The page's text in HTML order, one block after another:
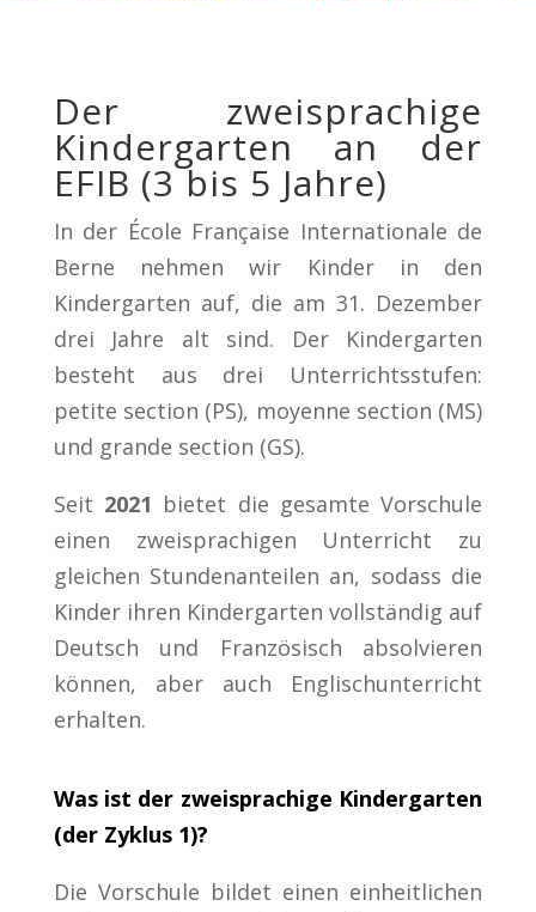
Der zweisprachige
Kindergarten an der
EFIB (3 bis 5 Jahre)
In der École Française Internationale de
Berne nehmen wir Kinder in den
Kindergarten auf, die am 31. Dezember
drei Jahre alt sind. Der Kindergarten
besteht aus drei Unterrichtsstufen:
petite section (PS), moyenne section (MS)
und grande section (GS).
Seit 2021 bietet die gesamte Vorschule
einen zweisprachigen Unterricht zu
gleichen Stundenanteilen an, sodass die
Kinder ihren Kindergarten vollständig auf
Deutsch und Französisch absolvieren
können, aber auch Englischunterricht
erhalten.
Was ist der zweisprachige Kindergarten
(der Zyklus 1)?
Die Vorschule bildet einen einheitlichen